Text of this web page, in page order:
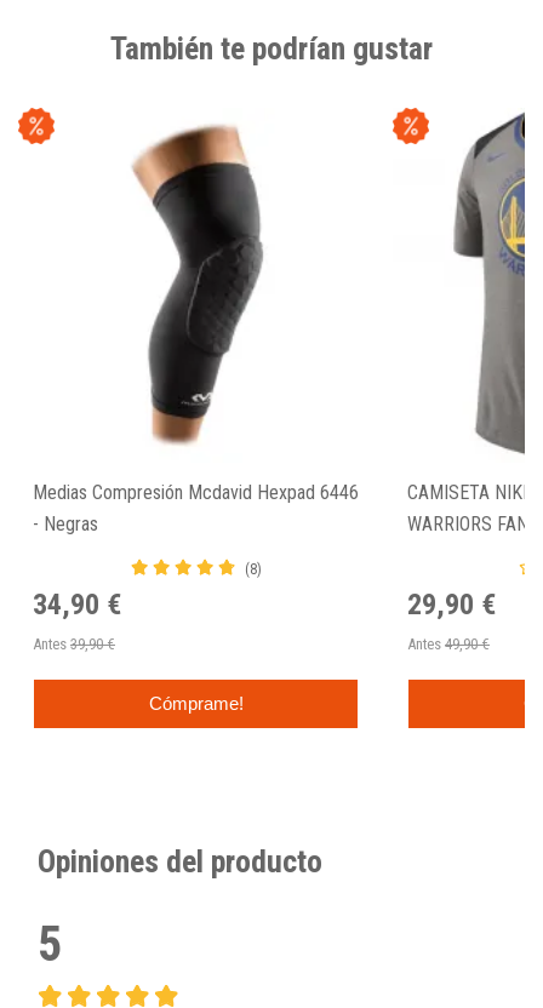
También te podrían gustar
Medias Compresión Mcdavid Hexpad 6446
- Negras
(8)
34,90 €
Antes 39,90 €
Cómprame!
CAMISETA NIKE
WARRIORS FAN
29,90 €
Antes 49,90 €
Opiniones del producto
5